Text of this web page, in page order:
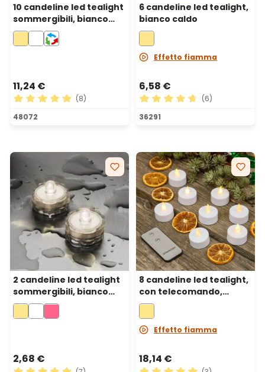
10 candeline led tealight
sommergibili, bianco
caldo
11,24 €
Valutazione media di 5 su 5 stelle
(8)
48072
6 candeline led tealight,
bianco caldo
Effetto fiamma
6,58 €
Valutazione media di 4.67
(6)
36291
2 candeline led tealight
sommergibili, bianco
caldo
2,68 €
8 candeline led tealight,
con telecomando,
bianco caldo
Effetto fiamma
18,14 €